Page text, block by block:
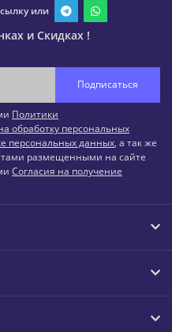
или
и Скидках !
Подписаться
Политики
обработку персональных
персональных данных, а так же
размещенными на сайте
Согласия на получение